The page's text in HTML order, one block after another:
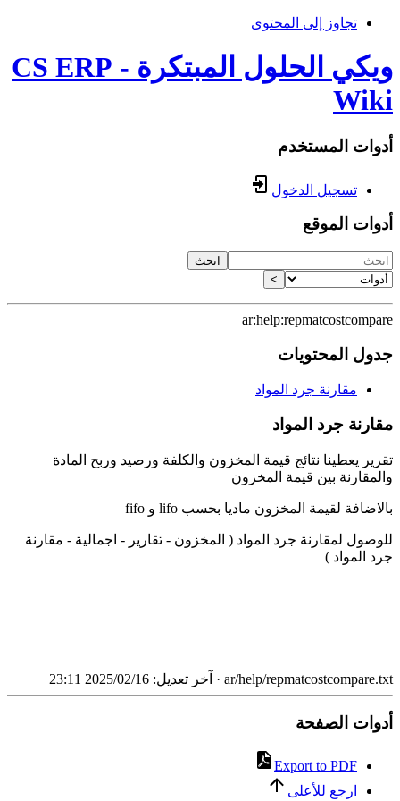
تجاوز إلى المحتوى
ويكي الحلول المبتكرة - CS ERP
Wiki
أدوات المستخدم
تسجيل الدخول
أدوات الموقع
ابحث
>
ar:help:repmatcostcompare
جدول المحتويات
مقارنة جرد المواد
مقارنة جرد المواد
تقرير يعطينا نتائج قيمة المخزون والكلفة ورصيد وربح المادة
والمقارنة بين قيمة المخزون
بالاضافة لقيمة المخزون ماديا بحسب lifo و fifo
للوصول لمقارنة جرد المواد ( المخزون - تقارير - اجمالية - مقارنة
جرد المواد )
ar/help/repmatcostcompare.txt · آخر تعديل: 2025/02/16 23:11
أدوات الصفحة
Export to PDF
ارجع للأعلى